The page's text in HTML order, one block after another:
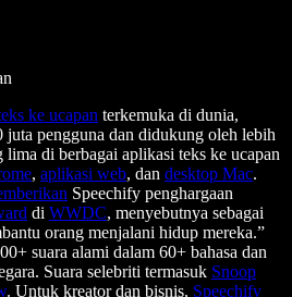
ke ucapan terkemuka di dunia,
juta pengguna dan didukung oleh lebih
di berbagai aplikasi teks ke ucapan
, aplikasi web, dan desktop Mac.
Speechify penghargaan
di WWDC, menyebutnya sebagai
orang menjalani hidup mereka.”
suara alami dalam 60+ bahasa dan
Suara selebriti termasuk Snoop
. Untuk kreator dan bisnis, Speechify